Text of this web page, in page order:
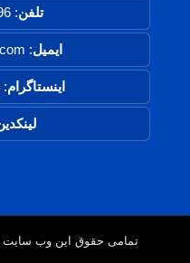
تلفن:
ایمیل: info@apprang.com
اینستاگرام:
تمامی حقوق این وب سایت